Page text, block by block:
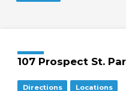
107 Prospect St.
Directions Locations